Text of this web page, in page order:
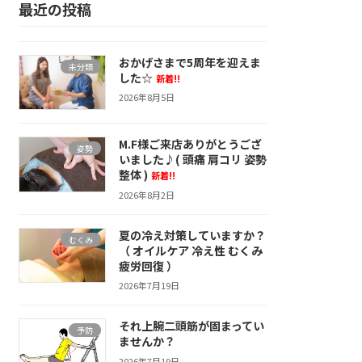
最近の投稿
未分類
おかげさまで5周年を迎えま
した☆ 新着!!
2026年8月5日
姿勢
M.F様ご来店ありがとうござ
いました♪( 頭痛 肩コリ 姿勢
整体 ) 新着!!
2026年8月2日
むくみ
夏の冷え対策していますか？
（ オイルケア 冷え性 むくみ
疲労回復 ）
2026年7月19日
予防
それ上腕二頭筋が固まってい
ませんか？